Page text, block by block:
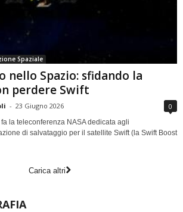
Spaziale
nello Spazio: sfidando la
perdere Swift
- 23 Giugno 2026 0
la teleconferenza NASA dedicata agli
di salvataggio per il satellite Swift (la Swift Boost
Carica altri